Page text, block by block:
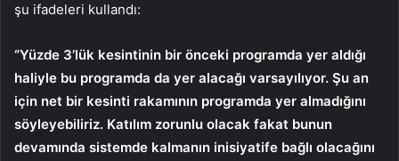
şu ifadeleri kullandı:
“Yüzde 3’lük kesintinin bir önceki programda yer aldığı
haliyle bu programda da yer alacağı varsayılıyor. Şu an
için net bir kesinti rakamının programda yer almadığını
söyleyebiliriz. Katılım zorunlu olacak fakat bunun
devamında sistemde kalmanın inisiyatife bağlı olacağını